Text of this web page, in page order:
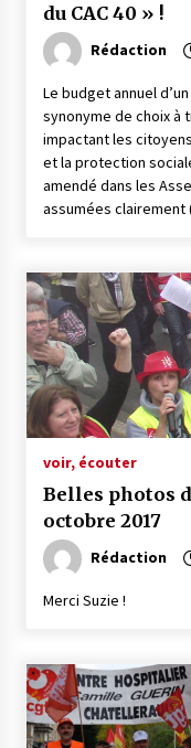
du CAC 40 » !
Rédaction
Le budget annuel
synonyme de choix
impactant les
et la protection
amendé dans les
assumées
voir, écouter
Belles photos
octobre 2017
Rédaction
Merci Suzie !